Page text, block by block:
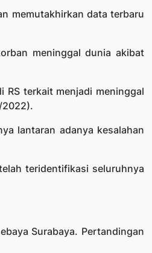
memutakhirkan data terbaru
meninggal dunia akibat
RS terkait menjadi meninggal
2022).
lantaran adanya kesalahan
teridentifikasi seluruhnya
Surabaya. Pertandingan